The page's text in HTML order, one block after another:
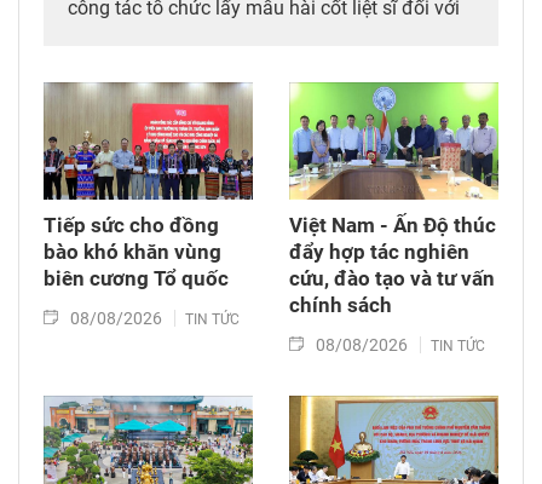
công tác tổ chức lấy mẫu hài cốt liệt sĩ đối với
thời tặng quà cho cán bộ, chiến sĩ tham gia
công tác lấy mẫu tại đây.
Tiếp sức cho đồng
bào khó khăn vùng
biên cương Tổ quốc
08/08/2026 TIN TỨC
Việt Nam - Ấn Độ thúc
đẩy hợp tác nghiên
cứu, đào tạo và tư vấn
chính sách
08/08/2026 TIN TỨC